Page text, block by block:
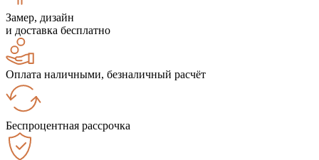
Замер, дизайн
и доставка бесплатно
Оплата наличными, безналичный расчёт
Беспроцентная рассрочка